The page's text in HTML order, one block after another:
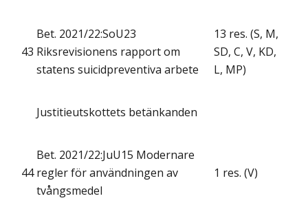
43
Bet. 2021/22:SoU23
Riksrevisionens rapport om
statens suicidpreventiva arbete
13 res. (S, M,
SD, C, V, KD,
L, MP)
Justitieutskottets betänkanden
44
Bet. 2021/22:JuU15 Modernare
regler för användningen av
tvångsmedel
1 res. (V)